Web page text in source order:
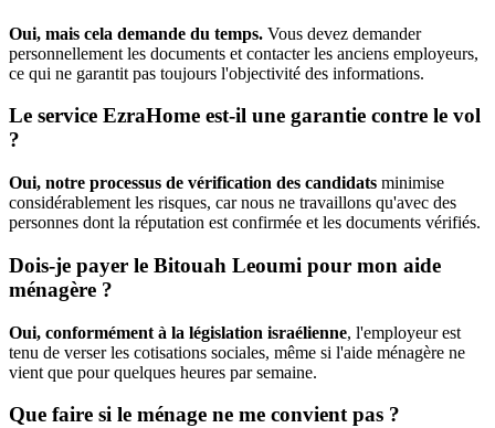
Oui, mais cela demande du temps. Vous devez demander
personnellement les documents et contacter les anciens employeurs,
ce qui ne garantit pas toujours l'objectivité des informations.
Le service EzraHome est-il une garantie contre le vol
?
Oui, notre processus de vérification des candidats minimise
considérablement les risques, car nous ne travaillons qu'avec des
personnes dont la réputation est confirmée et les documents vérifiés.
Dois-je payer le Bitouah Leoumi pour mon aide
ménagère ?
Oui, conformément à la législation israélienne, l'employeur est
tenu de verser les cotisations sociales, même si l'aide ménagère ne
vient que pour quelques heures par semaine.
Que faire si le ménage ne me convient pas ?